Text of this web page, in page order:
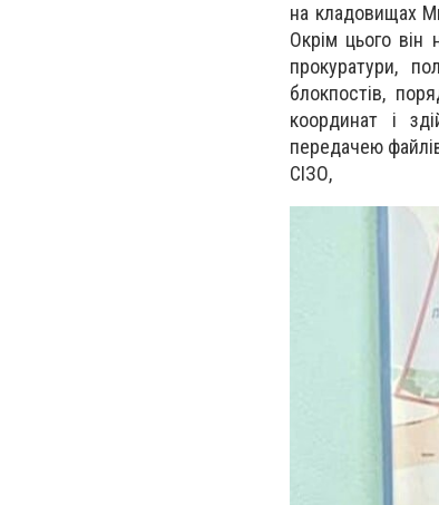
на кладовищах
Окрім цього він
прокуратури,
блокпостів,
координат і
передачею
СІЗО,